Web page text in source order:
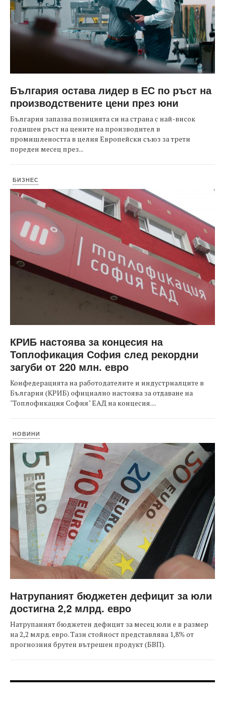
България остава лидер в ЕС по ръст на
производствените цени през юни
България запазва позицията си на страна с най-висок
годишен ръст на цените на производител в
промишлеността в целия Европейски съюз за трети
пореден месец през...
БИЗНЕС
КРИБ настоява за концесия на
Топлофикация София след рекордни
загуби от 220 млн. евро
Конфедерацията на работодателите и индустриалците в
България (КРИБ) официално настоява за отдаване на
"Топлофикация София" ЕАД на концесия....
НОВИНИ
Натрупаният бюджетен дефицит за юли
достигна 2,2 млрд. евро
Натрупаният бюджетен дефицит за месец юли е в размер
на 2,2 млрд. евро. Тази стойност представлява 1,8% от
прогнозния брутен вътрешен продукт (БВП).